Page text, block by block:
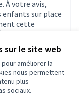
sur le site web
améliorer la
nous permettent
plus
sociaux.
À votre avis,
sur place
cette
ludiques
0